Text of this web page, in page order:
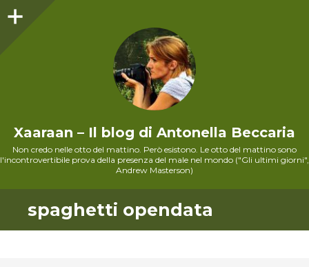
Xaaraan – Il blog di Antonella Beccaria
Non credo nelle otto del mattino. Però esistono. Le otto del mattino sono
l'incontrovertibile prova della presenza del male nel mondo ("Gli ultimi giorni",
Andrew Masterson)
spaghetti opendata